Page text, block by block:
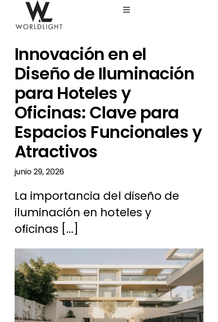
contenido
Toggle
Servicios
Catálogo
Blog
Innovación en el
Diseño de Iluminación
para Hoteles y
Oficinas: Clave para
Espacios Funcionales y
Atractivos
junio 29, 2026
La importancia del diseño de
iluminación en hoteles y
oficinas [...]
imagen
más
grande